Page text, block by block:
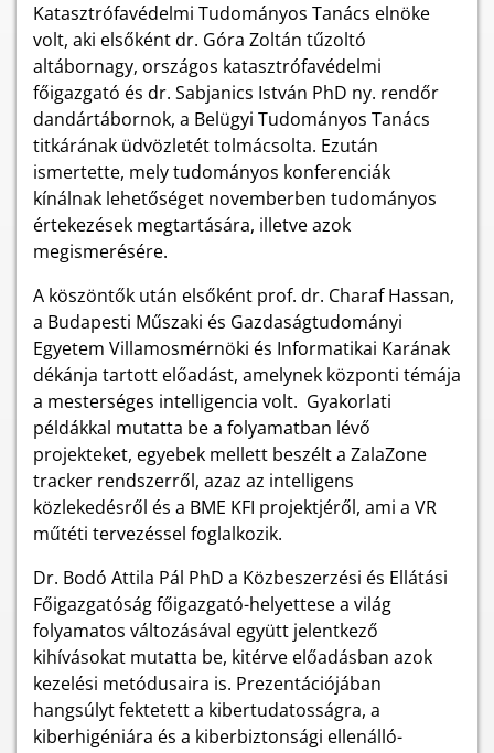
Katasztrófavédelmi Tudományos Tanács elnöke
volt, aki elsőként dr. Góra Zoltán tűzoltó
altábornagy, országos katasztrófavédelmi
főigazgató és dr. Sabjanics István PhD ny. rendőr
dandártábornok, a Belügyi Tudományos Tanács
titkárának üdvözletét tolmácsolta. Ezután
ismertette, mely tudományos konferenciák
kínálnak lehetőséget novemberben tudományos
értekezések megtartására, illetve azok
megismerésére.
A köszöntők után elsőként prof. dr. Charaf Hassan,
a Budapesti Műszaki és Gazdaságtudományi
Egyetem Villamosmérnöki és Informatikai Karának
dékánja tartott előadást, amelynek központi témája
a mesterséges intelligencia volt. Gyakorlati
példákkal mutatta be a folyamatban lévő
projekteket, egyebek mellett beszélt a ZalaZone
tracker rendszerről, azaz az intelligens
közlekedésről és a BME KFI projektjéről, ami a VR
műtéti tervezéssel foglalkozik.
Dr. Bodó Attila Pál PhD a Közbeszerzési és Ellátási
Főigazgatóság főigazgató-helyettese a világ
folyamatos változásával együtt jelentkező
kihívásokat mutatta be, kitérve előadásban azok
kezelési metódusaira is. Prezentációjában
hangsúlyt fektetett a kibertudatosságra, a
kiberhigéniára és a kiberbiztonsági ellenálló-